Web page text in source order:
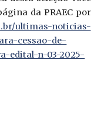
da PRAEC por
ultimas-noticias-
cessao-de-
edital-n-03-2025-